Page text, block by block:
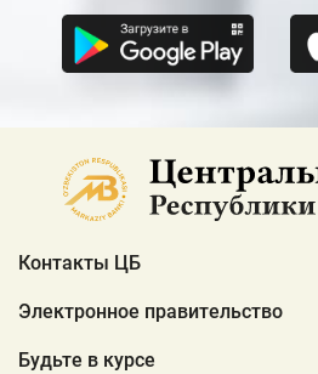
Контакты ЦБ
Электронное правительство
Будьте в курсе